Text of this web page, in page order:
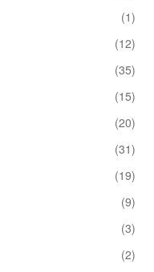
(1)
(12)
(35)
(15)
(20)
(31)
(19)
(9)
(3)
(2)